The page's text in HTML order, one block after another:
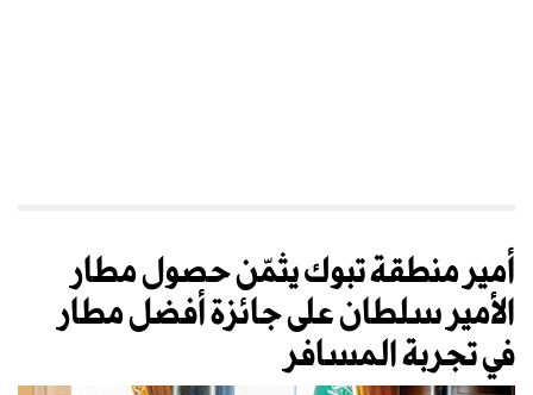
أمير منطقة تبوك يثمّن حصول مطار
الأمير سلطان على جائزة أفضل مطار
في تجربة المسافر